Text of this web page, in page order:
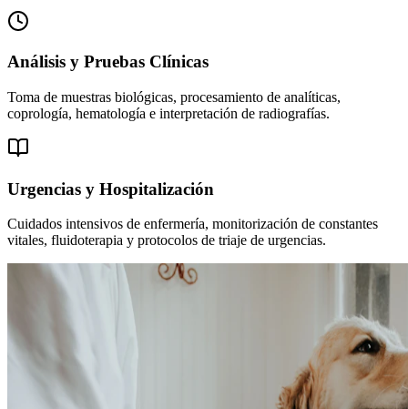
Análisis y Pruebas Clínicas
Toma de muestras biológicas, procesamiento de analíticas,
coprología, hematología e interpretación de radiografías.
Urgencias y Hospitalización
Cuidados intensivos de enfermería, monitorización de constantes
vitales, fluidoterapia y protocolos de triaje de urgencias.